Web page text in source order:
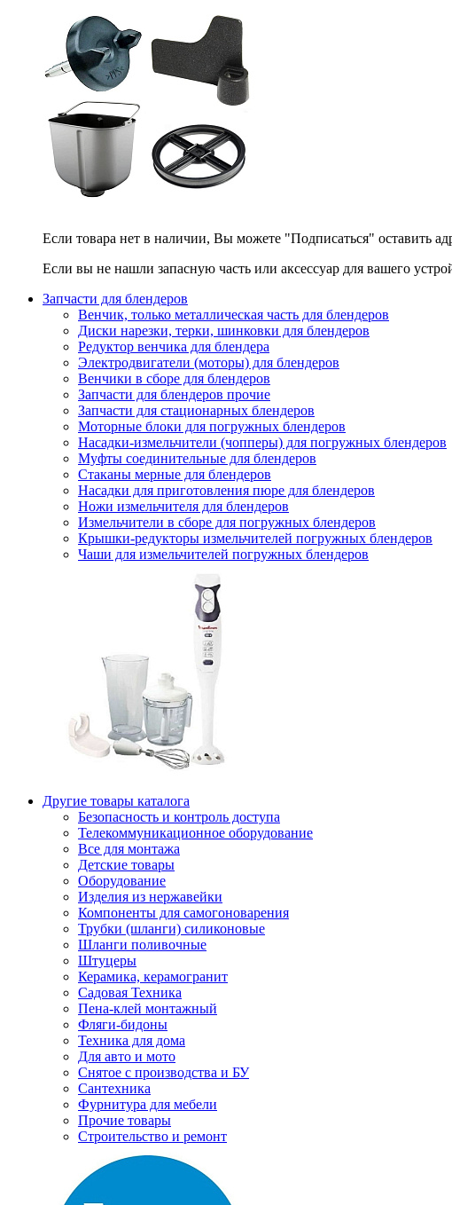
Если товара нет в наличии, Вы можете "Подписаться" оставить
Если вы не нашли запасную часть или аксессуар для вашего
Запчасти для блендеров
Венчик, только металлическая часть для блендеров
Диски нарезки, терки, шинковки для блендеров
Редуктор венчика для блендера
Электродвигатели (моторы) для блендеров
Венчики в сборе для блендеров
Запчасти для блендеров прочие
Запчасти для стационарных блендеров
Моторные блоки для погружных блендеров
Насадки-измельчители (чопперы) для погружных блендеров
Муфты соединительные для блендеров
Стаканы мерные для блендеров
Насадки для приготовления пюре для блендеров
Ножи измельчителя для блендеров
Измельчители в сборе для погружных блендеров
Крышки-редукторы измельчителей погружных блендеров
Чаши для измельчителей погружных блендеров
Другие товары каталога
Безопасность и контроль доступа
Телекоммуникационное оборудование
Все для монтажа
Детские товары
Оборудование
Изделия из нержавейки
Компоненты для самогоноварения
Трубки (шланги) силиконовые
Шланги поливочные
Штуцеры
Керамика, керамогранит
Садовая Техника
Пена-клей монтажный
Фляги-бидоны
Техника для дома
Для авто и мото
Снятое с производства и БУ
Сантехника
Фурнитура для мебели
Прочие товары
Строительство и ремонт